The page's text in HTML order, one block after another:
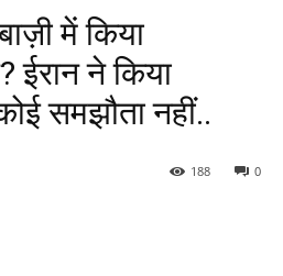
में किया
ईरान ने किया
समझौता नहीं..
0
188